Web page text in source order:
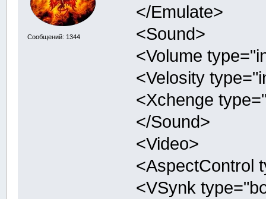
Сообщений: 1344
</Emulate>
<Sound>
<Volume
<Velosity
<Xchenge
</Sound>
<Video>
<AspectControl
<VSynk